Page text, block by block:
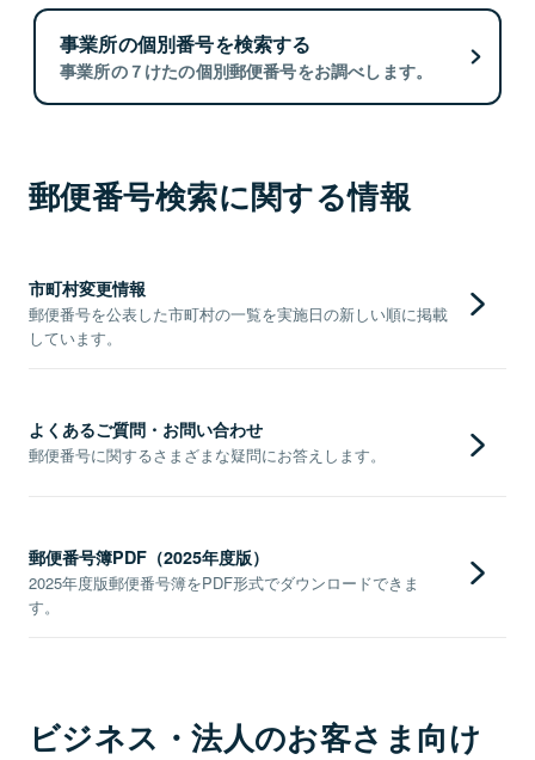
事業所の個別番号を検索する
事業所の７けたの個別郵便番号をお調べします。
郵便番号検索に関する情報
市町村変更情報
郵便番号を公表した市町村の一覧を実施日の新しい順に掲載
しています。
よくあるご質問・お問い合わせ
郵便番号に関するさまざまな疑問にお答えします。
郵便番号簿PDF（2025年度版）
2025年度版郵便番号簿をPDF形式でダウンロードできま
す。
ビジネス・法人のお客さま向け